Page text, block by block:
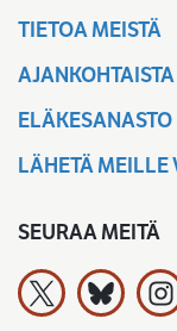
TIETOA MEISTÄ
AJANKOHTAISTA
ELÄKESANASTO
LÄHETÄ MEILLE
SEURAA MEITÄ